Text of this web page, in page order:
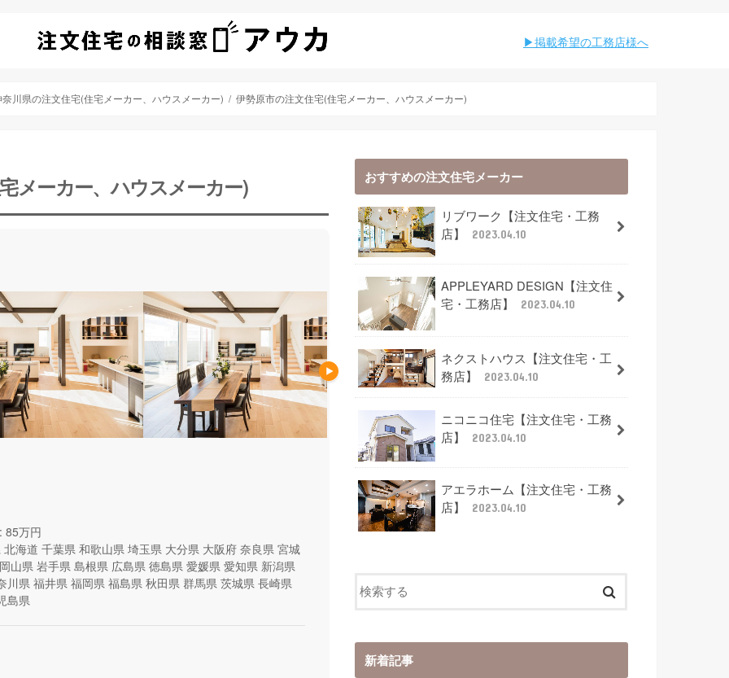
︎︎掲載希望の工務店様へ
奈川県の注文住宅(住宅メーカー、ハウスメーカー) 伊勢原市の注文住宅(住宅メーカー、ハウスメーカー)
メーカー、ハウスメーカー)
85万円
北海道 千葉県 和歌山県 埼玉県 大分県 大阪府 奈良県 宮城
岡山県 岩手県 島根県 広島県 徳島県 愛媛県 愛知県 新潟県
川県 福井県 福岡県 福島県 秋田県 群馬県 茨城県 長崎県
島県
おすすめの注文住宅メーカー
リブワーク【注文住宅・工務
店】
2023.04.10
APPLEYARD DESIGN【注文住
宅・工務店】
2023.04.10
ネクストハウス【注文住宅・工
務店】
2023.04.10
ニコニコ住宅【注文住宅・工務
店】
2023.04.10
アエラホーム【注文住宅・工務
店】
2023.04.10
新着記事